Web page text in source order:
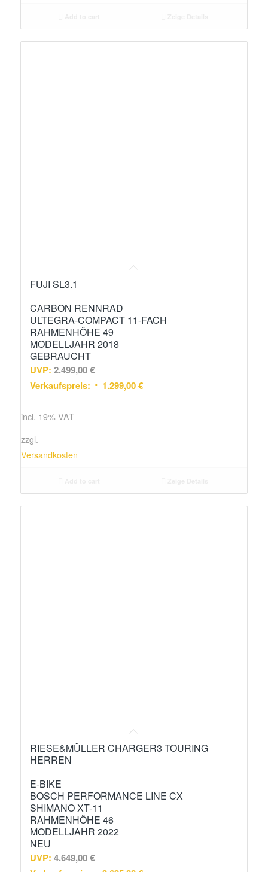
FUJI SL3.1
CARBON RENNRAD
ULTEGRA-COMPACT 11-FACH
RAHMENHÖHE 49
MODELLJAHR 2018
GEBRAUCHT
UVP: 2.499,00€
Verkaufspreis:
1.299,00€
incl. 19% VAT
zzgl.
Versandkosten
RIESE&MÜLLER CHARGER3 TOURING
HERREN
E-BIKE
BOSCH PERFORMANCE LINE CX
SHIMANO XT-11
RAHMENHÖHE 46
MODELLJAHR 2022
NEU
UVP: 4.649,00€